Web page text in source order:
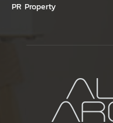
PR Property